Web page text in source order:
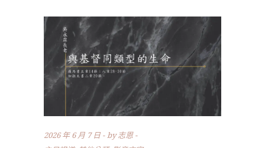
2026 年 6 月 7 日 by志恩